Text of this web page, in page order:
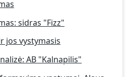
sidras "Fizz"
jos vystymasis
AB "Kalnapilis"